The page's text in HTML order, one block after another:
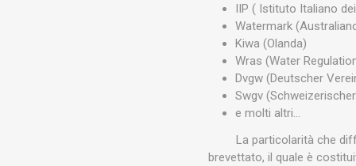
IIP ( Istituto Italiano
Watermark
Kiwa (Olanda)
Wras (Water
Dvgw (Deutscher
Swgv
e molti altri…
La particolarità che
brevettato, il quale è